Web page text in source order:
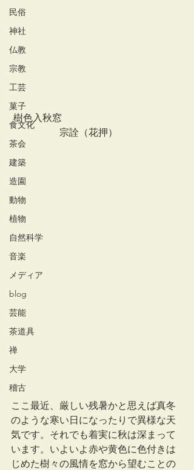
民俗
神社
仏教
宗教
工芸
菓子
食文化
茶会
建築
造園
動物
植物
自然科学
音楽
メディア
blog
芸能
茶道具
禅
大学
稽古
樹色入秋窓
宗詮（花押）
ここ最近、厳しい残暑かと思えば真冬
のような寒い日になったりで異様な天
気です。それでも着実に秋は深まって
います。いよいよ赤や黄色に色付きは
じめた樹々の風情を窓から望むことの